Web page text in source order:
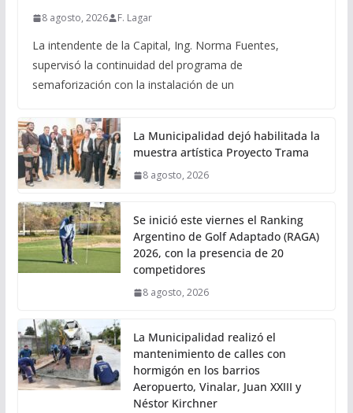
8 agosto, 2026 F. Lagar
La intendente de la Capital, Ing. Norma Fuentes,
supervisó la continuidad del programa de
semaforización con la instalación de un
La Municipalidad dejó habilitada la
muestra artística Proyecto Trama
8 agosto, 2026
Se inició este viernes el Ranking
Argentino de Golf Adaptado (RAGA)
2026, con la presencia de 20
competidores
8 agosto, 2026
La Municipalidad realizó el
mantenimiento de calles con
hormigón en los barrios
Aeropuerto, Vinalar, Juan XXIII y
Néstor Kirchner